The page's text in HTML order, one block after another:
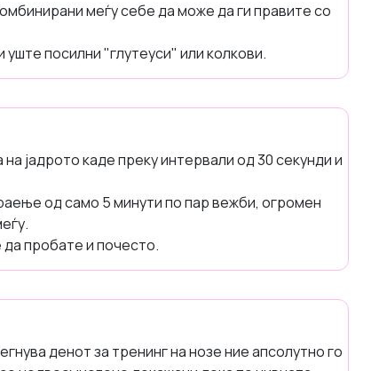
меѓу себе да може да ги правите со
посилни "глутеуси" или колкови.
јадрото каде преку интервали од 30 секунди и
од само 5 минути по пар вежби, огромен
пробате и почесто.
денот за тренинг на нозе ние апсолутно го